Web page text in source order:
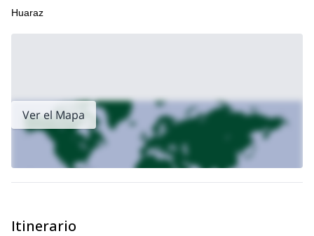
Huaraz
Ver el Mapa
Itinerario